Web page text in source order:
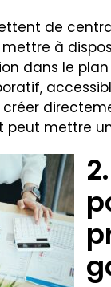
de
mettre à
dans le plan
créer
peut mettre